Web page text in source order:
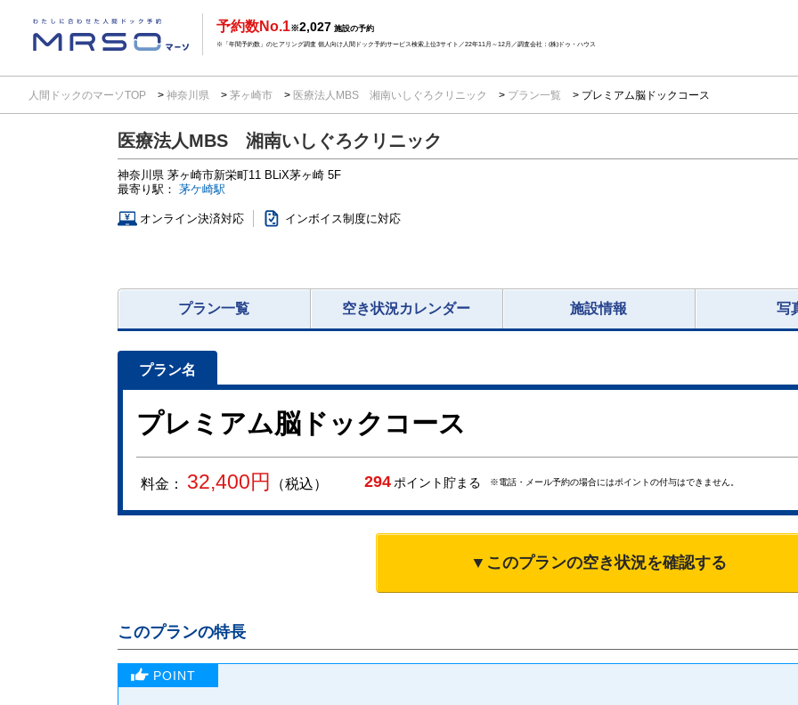
予約数No.1※2,027 施設の予約
※「年間予約数」のヒアリング調査 個人向け人間ドック予約サービス検索上位3サイト／22年11月～12月／調査会社：(株)ドゥ・ハウス
人間ドックのマーソTOP 神奈川県 茅ヶ崎市 医療法人MBS 湘南いしぐろクリニック プラン一覧 プレミアム脳ドックコース
医療法人MBS 湘南いしぐろクリニック
神奈川県 茅ヶ崎市新栄町11 BLiX茅ヶ崎 5F
最寄り駅： 茅ケ崎駅
オンライン決済対応 インボイス制度に対応
プラン一覧 空き状況カレンダー 施設情報 写
プレミアム脳ドックコース
料金： 32,400円 （税込） 294 ポイント貯まる ※電話・メール予約の場合にはポイントの付与はできません。
▼このプランの空き状況を確認する
このプランの特長